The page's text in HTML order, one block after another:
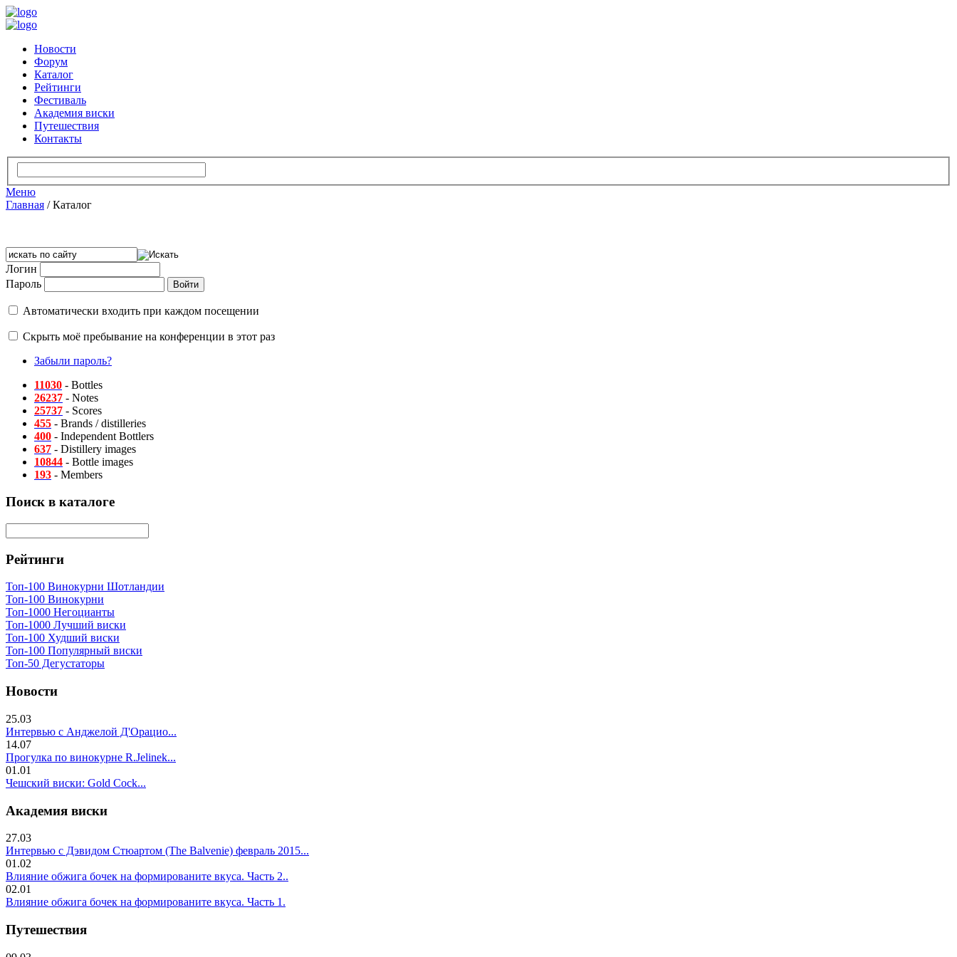
Новости
Форум
Каталог
Рейтинги
Фестиваль
Академия виски
Путешествия
Контакты
Меню
Главная /Каталог
Логин
Пароль
Автоматически входить при каждом посещении
Скрыть моё пребывание на конференции в этот раз
Забыли пароль?
11030 - Bottles
26237 - Notes
25737 - Scores
455 - Brands / distilleries
400 - Independent Bottlers
637 - Distillery images
10844 - Bottle images
193 - Members
Поиск в каталоге
Рейтинги
Топ-100 Винокурни Шотландии
Топ-100 Винокурни
Топ-1000 Негоцианты
Топ-1000 Лучший виски
Топ-100 Худший виски
Топ-100 Популярный виски
Топ-50 Дегустаторы
Новости
25.03
Интервью с Анджелой Д'Орацио...
14.07
Прогулка по винокурне R.Jelinek...
01.01
Чешский виски: Gold Cock...
Академия виски
27.03
Интервью с Дэвидом Стюартом (The Balvenie) февраль 2015...
01.02
Влияние обжига бочек на формированите вкуса. Часть 2..
02.01
Влияние обжига бочек на формированите вкуса. Часть 1.
Путешествия